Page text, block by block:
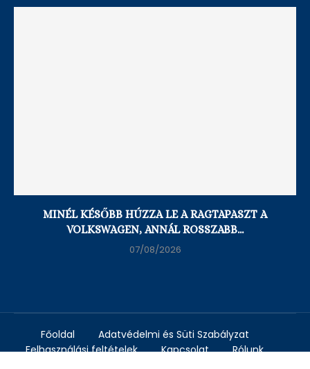
MINÉL KÉSŐBB HÚZZA LE A RAGTAPASZT A
VOLKSWAGEN, ANNÁL ROSSZABB...
07/08/2026
Főoldal
Adatvédelmi és Süti Szabályzat
Felhasználási feltételek
Kapcsolat
Rólunk